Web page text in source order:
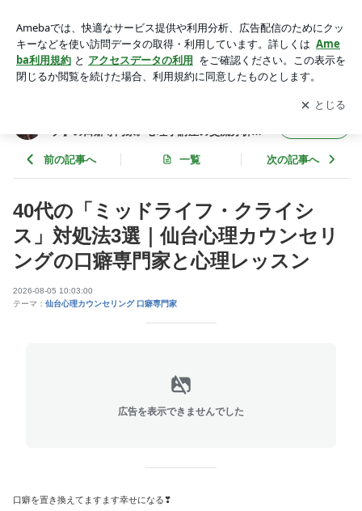
ンセリング】の口癖専門家。心理学講座の交流分析で人間関係
とメンタルを整えて幸せ！心理術の学校
アプリをダウンロードして ブログの更新通知
を受け取りまし
ょう。
開く
グ】の口癖専門家。心理学講座の交流分析で
学校
前の記事へ 一覧 次の記事へ
40代の「ミッドライフ・クライシ
ス」対処法3選｜仙台心理カウンセリ
ングの口癖専門家と心理レッスン
2026-08-05 10:03:00
テーマ： 仙台心理カウンセリング 口癖専門家
広告を表示できませんでした
口癖を置き換えてますます幸せになる❣